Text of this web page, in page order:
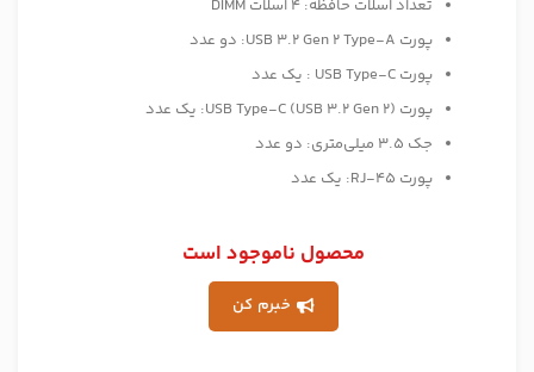
تعداد اسلات حافظه: 4 اسلات DIMM
پورت USB 3.2 Gen 2 Type-A: دو عدد
پورت USB Type-C : یک عدد
پورت (USB Type-C (USB 3.2 Gen 2: یک عدد
جک 3.5 میلی‌متری: دو عدد
پورت RJ-45: یک عدد
محصول ناموجود است
خبرم کن